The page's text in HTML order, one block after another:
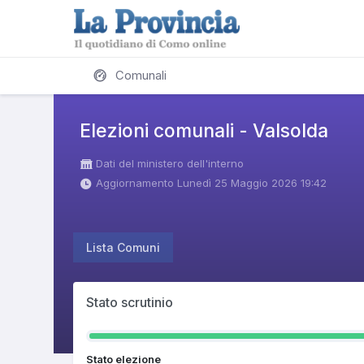
Comunali
Elezioni comunali - Valsolda
Dati del ministero dell'interno
Aggiornamento Lunedì 25 Maggio 2026 19:42
Lista Comuni
Stato scrutinio
Stato elezione